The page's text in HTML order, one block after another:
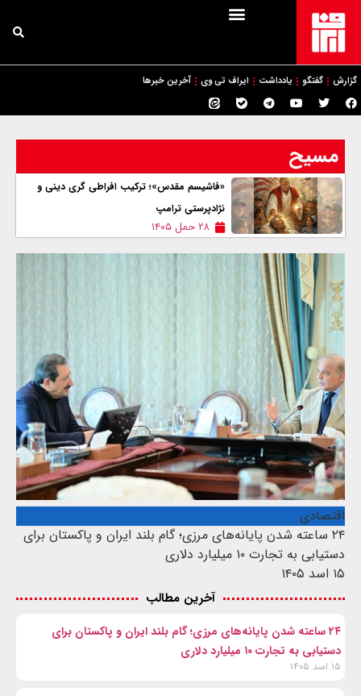
گزارش گفتگو یادداشت ایراف تی وی آخرین خبرها
مسیح
«فاشیسم مقدس»؛ ترکیب افراطی گری دینی و
نژادپرستی ترامپ
۲۸ حمل ۱۴۰۵
اقتصادی
۲۴ ساعته شدن پایانه‌های مرزی؛ گام بلند ایران و پاکستان برای
دستیابی به تجارت ۱۰ میلیارد دلاری
۱۵ اسد ۱۴۰۵
آخرین مطالب
۲۴ ساعته شدن پایانه‌های مرزی؛ گام بلند ایران و پاکستان برای
دستیابی به تجارت ۱۰ میلیارد دلاری
۱۵ اسد ۱۴۰۵